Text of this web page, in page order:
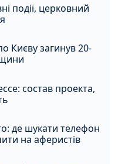
події, церковний
Києву загинув 20-
состав проекта,
де шукати телефон
на аферистів